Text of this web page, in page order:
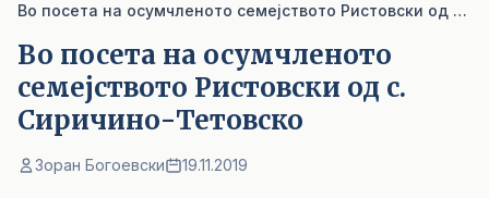
Во посета на осумчленото семејството Ристовски од с. Сиричино-Тетовско
Во посета на осумчленото
семејството Ристовски од с.
Сиричино-Тетовско
Зоран Богоевски 19.11.2019